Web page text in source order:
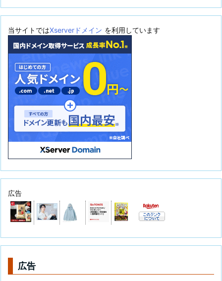
当サイトではXserverドメイン を利用しています
広告
広告